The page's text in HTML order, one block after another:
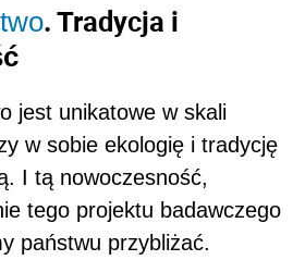
. Tradycja i
jest unikatowe w skali
w sobie ekologię i tradycję
I tą nowoczesność,
tego projektu badawczego
państwu przybliżać.